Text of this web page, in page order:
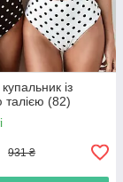
із
(82)
931 ₴